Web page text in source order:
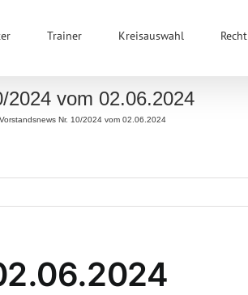
Trainer Kreisauswahl Recht
2024 vom 02.06.2024
Vorstandsnews Nr. 10/2024 vom 02.06.2024